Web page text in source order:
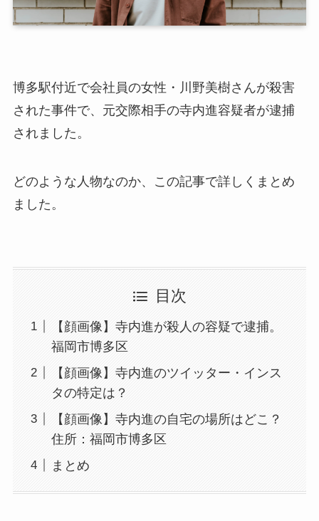
博多駅付近で会社員の女性・川野美樹さんが殺害
された事件で、元交際相手の寺内進容疑者が逮捕
されました。
どのような人物なのか、この記事で詳しくまとめ
ました。
目次
【顔画像】寺内進が殺人の容疑で逮捕。
福岡市博多区
【顔画像】寺内進のツイッター・インス
タの特定は？
【顔画像】寺内進の自宅の場所はどこ？
住所：福岡市博多区
まとめ